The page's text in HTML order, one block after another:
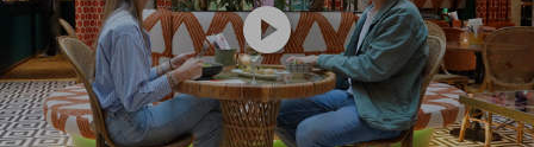
play_circle